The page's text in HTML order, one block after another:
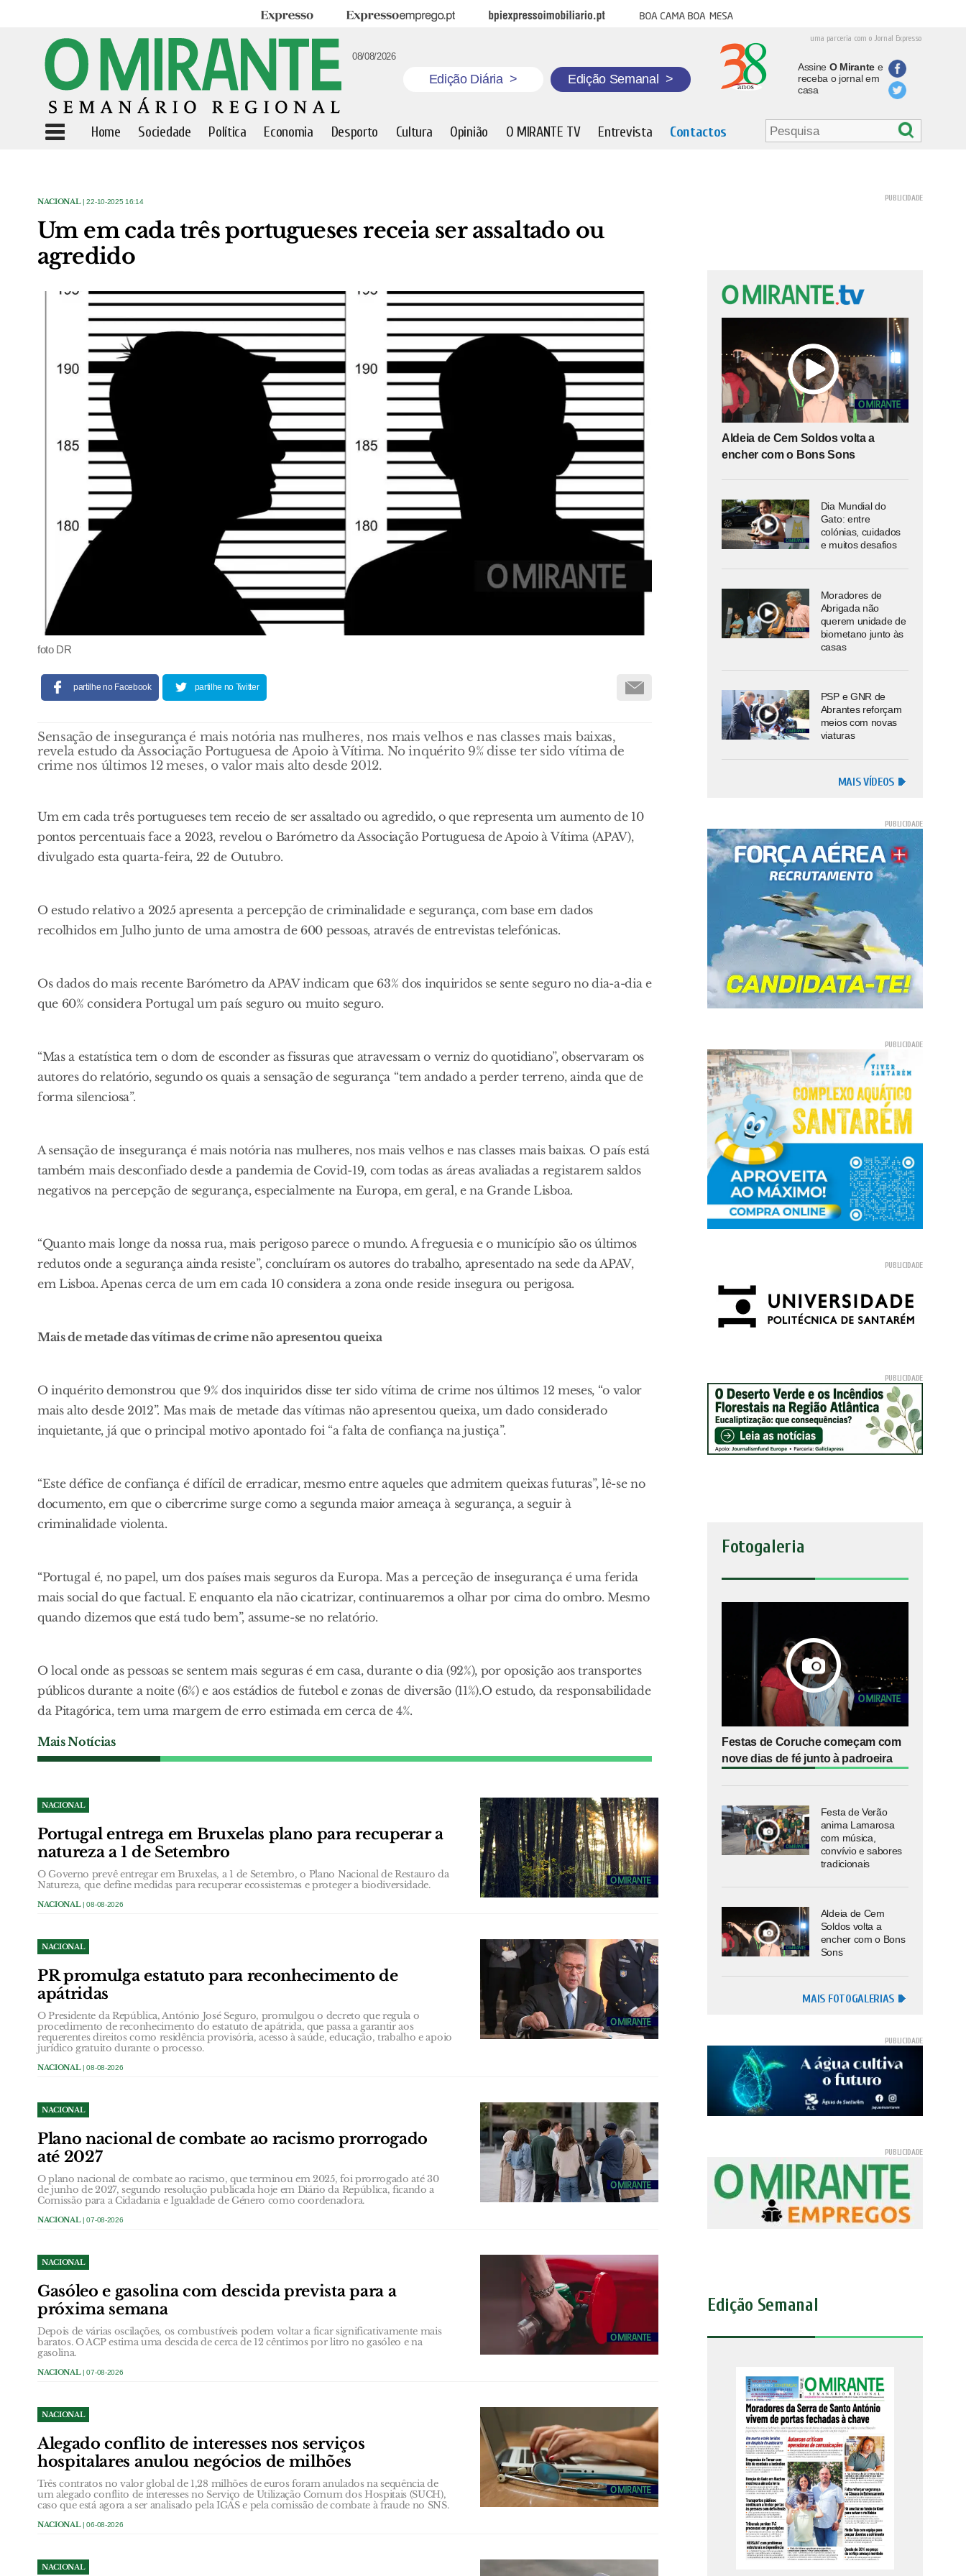
Expresso Expresso Emprego BPI Expresso Imobiliário Boa cama boa mesa
uma parceria com o Jornal Expresso
08/08/2026
Edição Diária > Edição Semanal >
Assine O Mirantee
receba o jornal em
casa
Home Sociedade Política Economia Desporto Cultura Opinião O MIRANTE TV Entrevista Contactos
NACIONAL| 22-10-2025 16:14
Um em cada três portugueses receia ser assaltado ou
agredido
foto DR
partilhe no Facebook partilhe no Twitter
Sensação de insegurança é mais notória nas mulheres, nos mais velhos e nas classes mais baixas,
revela estudo da Associação Portuguesa de Apoio à Vítima. No inquérito 9% disse ter sido vítima de
crime nos últimos 12 meses, o valor mais alto desde 2012.
Um em cada três portugueses tem receio de ser assaltado ou agredido, o que representa um aumento de 10
pontos percentuais face a 2023, revelou o Barómetro da Associação Portuguesa de Apoio à Vítima (APAV),
divulgado esta quarta-feira, 22 de Outubro.
O estudo relativo a 2025 apresenta a percepção de criminalidade e segurança, com base em dados
recolhidos em Julho junto de uma amostra de 600 pessoas, através de entrevistas telefónicas.
Os dados do mais recente Barómetro da APAV indicam que 63% dos inquiridos se sente seguro no dia-a-dia e
que 60% considera Portugal um país seguro ou muito seguro.
“Mas a estatística tem o dom de esconder as fissuras que atravessam o verniz do quotidiano”, observaram os
autores do relatório, segundo os quais a sensação de segurança “tem andado a perder terreno, ainda que de
forma silenciosa”.
A sensação de insegurança é mais notória nas mulheres, nos mais velhos e nas classes mais baixas. O país está
também mais desconfiado desde a pandemia de Covid-19, com todas as áreas avaliadas a registarem saldos
negativos na percepção de segurança, especialmente na Europa, em geral, e na Grande Lisboa.
“Quanto mais longe da nossa rua, mais perigoso parece o mundo. A freguesia e o município são os últimos
redutos onde a segurança ainda resiste”, concluíram os autores do trabalho, apresentado na sede da APAV,
em Lisboa. Apenas cerca de um em cada 10 considera a zona onde reside insegura ou perigosa.
Mais de metade das vítimas de crime não apresentou queixa
O inquérito demonstrou que 9% dos inquiridos disse ter sido vítima de crime nos últimos 12 meses, “o valor
mais alto desde 2012”. Mas mais de metade das vítimas não apresentou queixa, um dado considerado
inquietante, já que o principal motivo apontado foi “a falta de confiança na justiça”.
“Este défice de confiança é difícil de erradicar, mesmo entre aqueles que admitem queixas futuras”, lê-se no
documento, em que o cibercrime surge como a segunda maior ameaça à segurança, a seguir à
criminalidade violenta.
“Portugal é, no papel, um dos países mais seguros da Europa. Mas a perceção de insegurança é uma ferida
mais social do que factual. E enquanto ela não cicatrizar, continuaremos a olhar por cima do ombro. Mesmo
quando dizemos que está tudo bem”, assume-se no relatório.
O local onde as pessoas se sentem mais seguras é em casa, durante o dia (92%), por oposição aos transportes
públicos durante a noite (6%) e aos estádios de futebol e zonas de diversão (11%).O estudo, da responsabilidade
da Pitagórica, tem uma margem de erro estimada em cerca de 4%.
Mais Notícias
NACIONAL
Portugal entrega em Bruxelas plano para recuperar a
natureza a 1 de Setembro
O Governo prevê entregar em Bruxelas, a 1 de Setembro, o Plano Nacional de Restauro da
Natureza, que define medidas para recuperar ecossistemas e proteger a biodiversidade.
NACIONAL| 08-08-2026
NACIONAL
PR promulga estatuto para reconhecimento de
apátridas
O Presidente da República, António José Seguro, promulgou o decreto que regula o
procedimento de reconhecimento do estatuto de apátrida, que passa a garantir aos
requerentes direitos como residência provisória, acesso à saúde, educação, trabalho e apoio
jurídico gratuito durante o processo.
NACIONAL| 08-08-2026
NACIONAL
Plano nacional de combate ao racismo prorrogado
até 2027
O plano nacional de combate ao racismo, que terminou em 2025, foi prorrogado até 30
de junho de 2027, segundo resolução publicada hoje em Diário da República, ficando a
Comissão para a Cidadania e Igualdade de Género como coordenadora.
NACIONAL| 07-08-2026
NACIONAL
Gasóleo e gasolina com descida prevista para a
próxima semana
Depois de várias oscilações, os combustíveis podem voltar a ficar significativamente mais
baratos. O ACP estima uma descida de cerca de 12 cêntimos por litro no gasóleo e na
gasolina.
NACIONAL| 07-08-2026
NACIONAL
Alegado conflito de interesses nos serviços
hospitalares anulou negócios de milhões
Três contratos no valor global de 1,28 milhões de euros foram anulados na sequência de
um alegado conflito de interesses no Serviço de Utilização Comum dos Hospitais (SUCH),
caso que está agora a ser analisado pela IGAS e pela comissão de combate à fraude no SNS.
NACIONAL| 06-08-2026
NACIONAL
Aldeia de Cem Soldos volta a
encher com o Bons Sons
Dia Mundial do
Gato: entre
colónias, cuidados
e muitos desafios
Moradores de
Abrigada não
querem unidade de
biometano junto às
casas
PSP e GNR de
Abrantes reforçam
meios com novas
viaturas
MAIS VÍDEOS
Fotogaleria
Festas de Coruche começam com
nove dias de fé junto à padroeira
Festa de Verão
anima Lamarosa
com música,
convívio e sabores
tradicionais
Aldeia de Cem
Soldos volta a
encher com o Bons
Sons
MAIS FOTOGALERIAS
Edição Semanal